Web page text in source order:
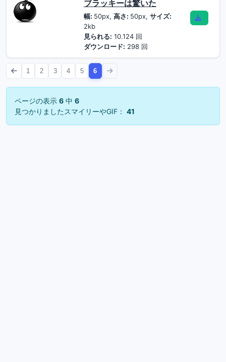
ブラッキーは驚いた
幅: 50px, 高さ: 50px, サイズ:
2kb
見られる: 10.124 回
ダウンロード: 298 回
1 2 3 4 5 6
ページの表示 6 中 6
見つかりましたスマイリーやGIF： 41